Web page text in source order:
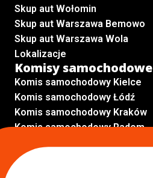
Skup aut Wołomin
Skup aut Warszawa Bemowo
Skup aut Warszawa Wola
Lokalizacje
Komisy samochodowe
Komis samochodowy Kielce
Komis samochodowy Łódź
Komis samochodowy Kraków
Komis samochodowy Radom
Komis samochodowy Opole